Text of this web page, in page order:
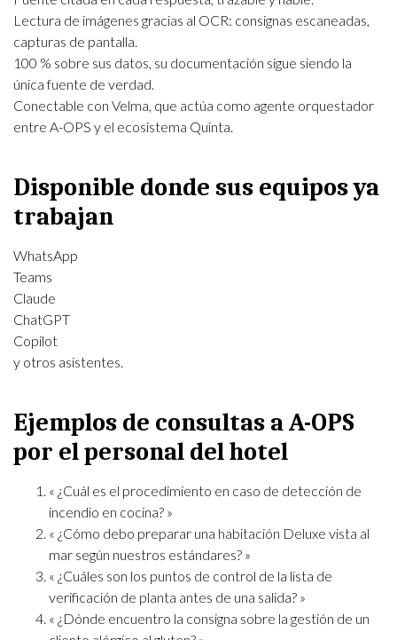
Lectura de imágenes gracias al OCR: consignas escaneadas,
capturas de pantalla.
100 % sobre sus datos, su documentación sigue siendo la
única fuente de verdad.
Conectable con Velma, que actúa como agente orquestador
entre A-OPS y el ecosistema Quinta.
Disponible donde sus equipos ya
trabajan
WhatsApp
Teams
Claude
ChatGPT
Copilot
y otros asistentes.
Ejemplos de consultas a A-OPS
por el personal del hotel
« ¿Cuál es el procedimiento en caso de detección de
incendio en cocina? »
« ¿Cómo debo preparar una habitación Deluxe vista al
mar según nuestros estándares? »
« ¿Cuáles son los puntos de control de la lista de
verificación de planta antes de una salida? »
« ¿Dónde encuentro la consigna sobre la gestión de un